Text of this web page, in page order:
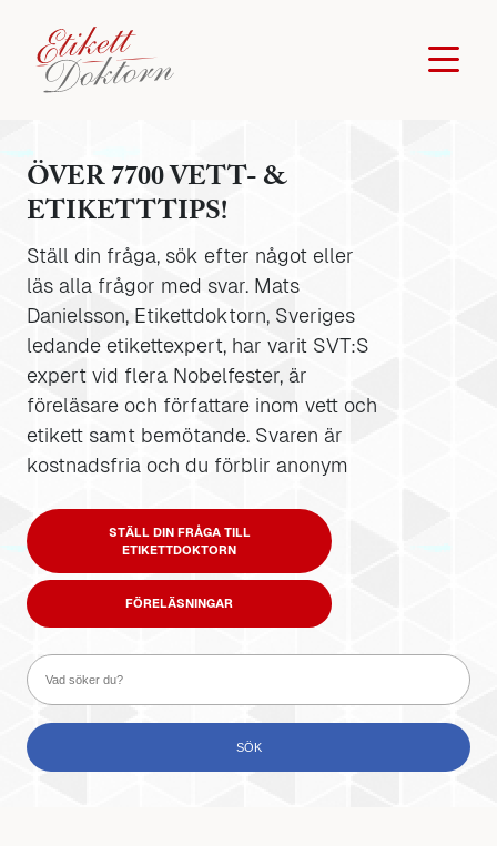
ÖVER 7700 VETT- &
ETIKETTTIPS!
Ställ din fråga, sök efter något eller
läs alla frågor med svar. Mats
Danielsson, Etikettdoktorn, Sveriges
ledande etikettexpert, har varit SVT:S
expert vid flera Nobelfester, är
föreläsare och författare inom vett och
etikett samt bemötande. Svaren är
kostnadsfria och du förblir anonym
STÄLL DIN FRÅGA TILL
ETIKETTDOKTORN
FÖRELÄSNINGAR